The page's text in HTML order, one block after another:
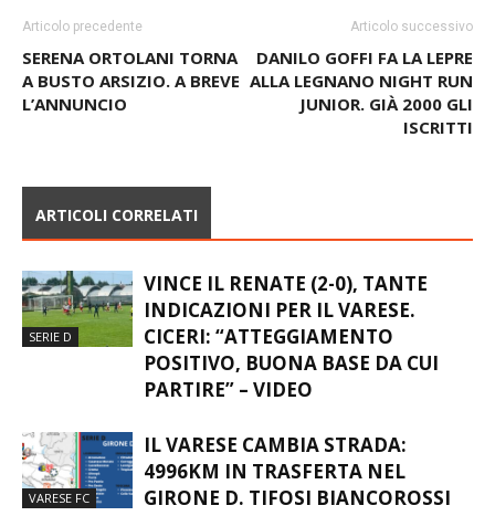
Articolo precedente
SERENA ORTOLANI TORNA
A BUSTO ARSIZIO. A BREVE
L’ANNUNCIO
Articolo successivo
DANILO GOFFI FA LA LEPRE
ALLA LEGNANO NIGHT RUN
JUNIOR. GIÀ 2000 GLI
ISCRITTI
ARTICOLI CORRELATI
SERIE D
VINCE IL RENATE (2-0), TANTE
INDICAZIONI PER IL VARESE.
CICERI: “ATTEGGIAMENTO
POSITIVO, BUONA BASE DA CUI
PARTIRE” – VIDEO
VARESE FC
IL VARESE CAMBIA STRADA:
4996KM IN TRASFERTA NEL
GIRONE D. TIFOSI BIANCOROSSI